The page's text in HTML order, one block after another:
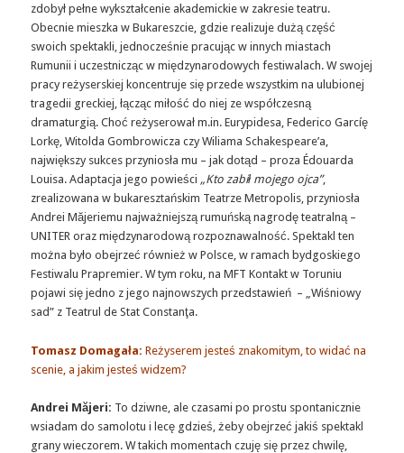
zdobył pełne wykształcenie akademickie w zakresie teatru.
Obecnie mieszka w Bukareszcie, gdzie realizuje dużą część
swoich spektakli, jednocześnie pracując w innych miastach
Rumunii i uczestnicząc w międzynarodowych festiwalach. W swojej
pracy reżyserskiej koncentruje się przede wszystkim na ulubionej
tragedii greckiej, łącząc miłość do niej ze współczesną
dramaturgią. Choć reżyserował m.in. Eurypidesa, Federico Garcíę
Lorkę, Witolda Gombrowicza czy Wiliama Schakespeare’a,
największy sukces przyniosła mu – jak dotąd – proza Édouarda
Louisa. Adaptacja jego powieści „Kto zabił mojego ojca”,
zrealizowana w bukaresztańskim Teatrze Metropolis, przyniosła
Andrei Măjeriemu najważniejszą rumuńską nagrodę teatralną –
UNITER oraz międzynarodową rozpoznawalność. Spektakl ten
można było obejrzeć również w Polsce, w ramach bydgoskiego
Festiwalu Prapremier. W tym roku, na MFT Kontakt w Toruniu
pojawi się jedno z jego najnowszych przedstawień – „Wiśniowy
sad” z Teatrul de Stat Constanţa.
Tomasz Domagała: Reżyserem jesteś znakomitym, to widać na
scenie, a jakim jesteś widzem?
Andrei Măjeri: To dziwne, ale czasami po prostu spontanicznie
wsiadam do samolotu i lecę gdzieś, żeby obejrzeć jakiś spektakl
grany wieczorem. W takich momentach czuję się przez chwilę,